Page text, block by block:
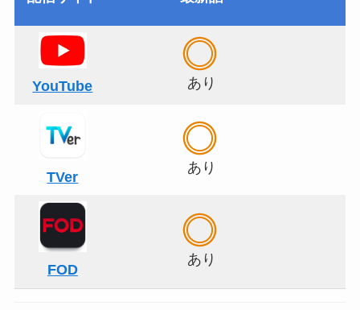
YouTube あり
TVer
あり
FOD
あり